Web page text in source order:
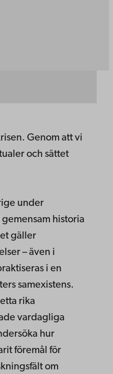
Genom att vi
och sättet
under
historia
gäller
– även i
i en
samexistens.
rika
vardagliga
hur
föremål för
om